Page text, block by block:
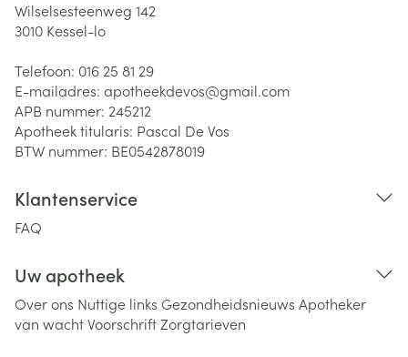
Wilselsesteenweg 142
3010 Kessel-lo
Telefoon: 016 25 81 29
E-mailadres: apotheekdevos@gmail.com
APB nummer: 245212
Apotheek titularis: Pascal De Vos
BTW nummer: BE0542878019
Klantenservice
FAQ
Uw apotheek
Over ons Nuttige links Gezondheidsnieuws Apotheker
van wachtVoorschriftZorgtarieven